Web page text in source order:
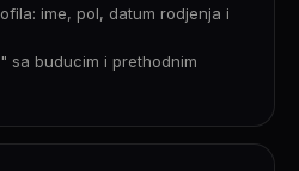
ime, pol, datum rodjenja i
sa buducim i prethodnim